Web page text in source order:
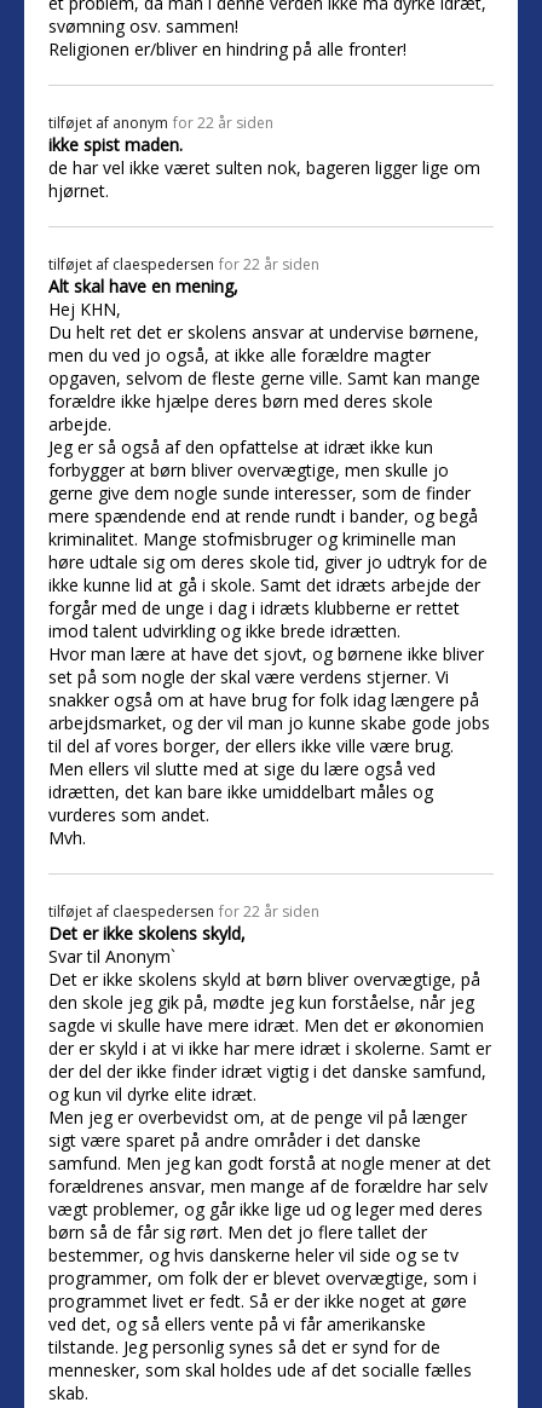
svømning osv. sammen!
Religionen er/bliver en hindring på alle fronter!
tilføjet af anonym for 22 år siden
ikke spist maden.
de har vel ikke været sulten nok, bageren ligger lige om
hjørnet.
tilføjet af claespedersen for 22 år siden
Alt skal have en mening,
Hej KHN,
Du helt ret det er skolens ansvar at undervise børnene,
men du ved jo også, at ikke alle forældre magter
opgaven, selvom de fleste gerne ville. Samt kan mange
forældre ikke hjælpe deres børn med deres skole
arbejde.
Jeg er så også af den opfattelse at idræt ikke kun
forbygger at børn bliver overvægtige, men skulle jo
gerne give dem nogle sunde interesser, som de finder
mere spændende end at rende rundt i bander, og begå
kriminalitet. Mange stofmisbruger og kriminelle man
høre udtale sig om deres skole tid, giver jo udtryk for de
ikke kunne lid at gå i skole. Samt det idræts arbejde der
forgår med de unge i dag i idræts klubberne er rettet
imod talent udvirkling og ikke brede idrætten.
Hvor man lære at have det sjovt, og børnene ikke bliver
set på som nogle der skal være verdens stjerner. Vi
snakker også om at have brug for folk idag længere på
arbejdsmarket, og der vil man jo kunne skabe gode jobs
til del af vores borger, der ellers ikke ville være brug.
Men ellers vil slutte med at sige du lære også ved
idrætten, det kan bare ikke umiddelbart måles og
vurderes som andet.
Mvh.
tilføjet af claespedersen for 22 år siden
Det er ikke skolens skyld,
Svar til Anonym`
Det er ikke skolens skyld at børn bliver overvægtige, på
den skole jeg gik på, mødte jeg kun forståelse, når jeg
sagde vi skulle have mere idræt. Men det er økonomien
der er skyld i at vi ikke har mere idræt i skolerne. Samt er
der del der ikke finder idræt vigtig i det danske samfund,
og kun vil dyrke elite idræt.
Men jeg er overbevidst om, at de penge vil på længer
sigt være sparet på andre områder i det danske
samfund. Men jeg kan godt forstå at nogle mener at det
forældrenes ansvar, men mange af de forældre har selv
vægt problemer, og går ikke lige ud og leger med deres
børn så de får sig rørt. Men det jo flere tallet der
bestemmer, og hvis danskerne heler vil side og se tv
programmer, om folk der er blevet overvægtige, som i
programmet livet er fedt. Så er der ikke noget at gøre
ved det, og så ellers vente på vi får amerikanske
tilstande. Jeg personlig synes så det er synd for de
mennesker, som skal holdes ude af det socialle fælles
skab.